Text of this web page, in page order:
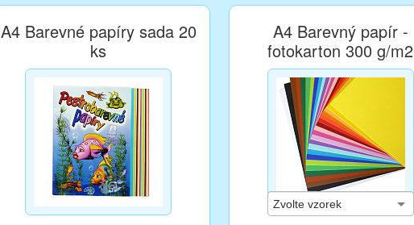
A4 Barevné papíry sada 20
ks
A4 Barevný papír -
fotokarton 300 g/m2